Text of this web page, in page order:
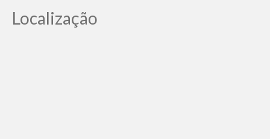
Localização